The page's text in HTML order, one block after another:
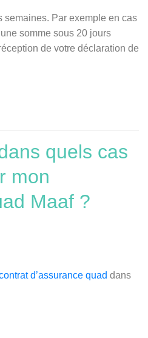
semaines. Par exemple en cas
somme sous 20 jours
de votre déclaration de
quels cas
mon
Maaf ?
d’assurance quad dans